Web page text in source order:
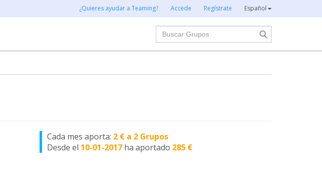
¿Quieres ayudar a Teaming? Accede Regístrate Español
Buscar
Cada mes aporta: 2 € a 2 Grupos
Desde el 10-01-2017 ha aportado 285 €